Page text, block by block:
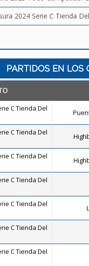
2024 Serie C Tienda
PARTIDOS EN LOS
C Tienda Del
C Tienda Del
C Tienda Del
C Tienda Del
C Tienda Del
C Tienda Del
C Tienda Del